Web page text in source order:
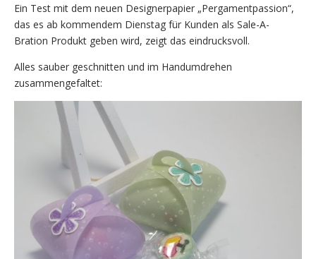
Ein Test mit dem neuen Designerpapier „Pergamentpassion“,
das es ab kommendem Dienstag für Kunden als Sale-A-
Bration Produkt geben wird, zeigt das eindrucksvoll.
Alles sauber geschnitten und im Handumdrehen
zusammengefaltet: